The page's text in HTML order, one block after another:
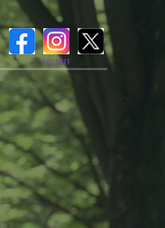
RECRUIT